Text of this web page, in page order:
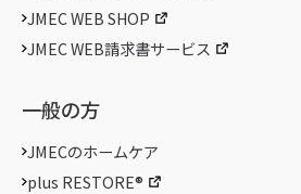
JMEC WEB SHOP
JMEC WEB請求書サービス
一般の方
JMECのホームケア
plus RESTORE®